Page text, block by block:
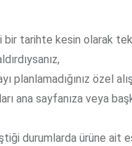
bir tarihte kesin olarak
planlamadığınız özel
ana sayfanıza veya
durumlarda ürüne